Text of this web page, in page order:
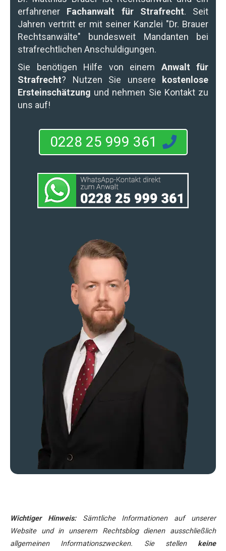
erfahrener Fachanwalt für Strafrecht. Seit
Jahren vertritt er mit seiner Kanzlei "Dr. Brauer
Rechtsanwälte" bundesweit Mandanten bei
strafrechtlichen Anschuldigungen.
Sie benötigen Hilfe von einem Anwalt für
Strafrecht? Nutzen Sie unsere kostenlose
Ersteinschätzung und nehmen Sie Kontakt zu
uns auf!
0228 25 999 361
Wichtiger Hinweis:Sämtliche Informationen auf unserer
Website und in unserem Rechtsblog dienen ausschließlich
allgemeinen Informationszwecken. Sie stellen keine